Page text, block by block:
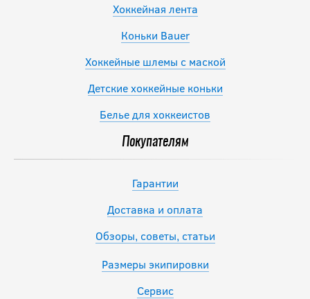
Хоккейная лента
Коньки Bauer
Хоккейные шлемы с маской
Детские хоккейные коньки
Белье для хоккеистов
Покупателям
Гарантии
Доставка и оплата
Обзоры, советы, статьи
Размеры экипировки
Сервис